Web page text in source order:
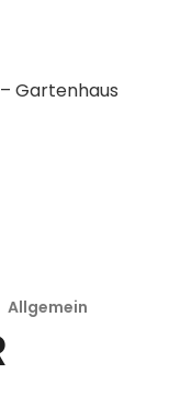
Gartenhaus
Allgemein